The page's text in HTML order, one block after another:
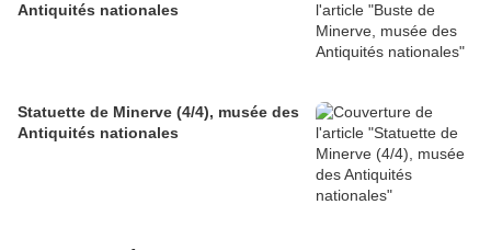
Antiquités nationales
Statuette de Minerve (4/4), musée des
Antiquités nationales